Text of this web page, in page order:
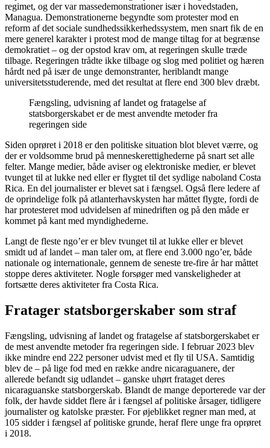
regimet, og der var massedemonstrationer især i hovedstaden,
Managua. Demonstrationerne begyndte som protester mod en
reform af det sociale sundhedssikkerhedssystem, men snart fik de en
mere generel karakter i protest mod de mange tiltag for at begrænse
demokratiet – og der opstod krav om, at regeringen skulle træde
tilbage. Regeringen trådte ikke tilbage og slog med politiet og hæren
hårdt ned på især de unge demonstranter, heriblandt mange
universitetsstuderende, med det resultat at flere end 300 blev dræbt.
Fængsling, udvisning af landet og fratagelse af
statsborgerskabet er de mest anvendte metoder fra
regeringen side
Siden oprøret i 2018 er den politiske situation blot blevet værre, og
der er voldsomme brud på menneskerettighederne på snart set alle
felter. Mange medier, både aviser og elektroniske medier, er blevet
tvunget til at lukke ned eller er flygtet til det sydlige naboland Costa
Rica. En del journalister er blevet sat i fængsel. Også flere ledere af
de oprindelige folk på atlanterhavskysten har måttet flygte, fordi de
har protesteret mod udvidelsen af minedriften og på den måde er
kommet på kant med myndighederne.
Langt de fleste ngo’er er blev tvunget til at lukke eller er blevet
smidt ud af landet – man taler om, at flere end 3.000 ngo’er, både
nationale og internationale, gennem de seneste tre-fire år har måttet
stoppe deres aktiviteter. Nogle forsøger med vanskeligheder at
fortsætte deres aktiviteter fra Costa Rica.
Fratager statsborgerskaber som straf
Fængsling, udvisning af landet og fratagelse af statsborgerskabet er
de mest anvendte metoder fra regeringen side. I februar 2023 blev
ikke mindre end 222 personer udvist med et fly til USA. Samtidig
blev de – på lige fod med en række andre nicaraguanere, der
allerede befandt sig udlandet – ganske uhørt frataget deres
nicaraguanske statsborgerskab. Blandt de mange deporterede var der
folk, der havde siddet flere år i fængsel af politiske årsager, tidligere
journalister og katolske præster. For øjeblikket regner man med, at
105 sidder i fængsel af politiske grunde, heraf flere unge fra oprøret
i 2018.